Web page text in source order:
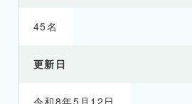
45名
更新日
令和8年5月12日